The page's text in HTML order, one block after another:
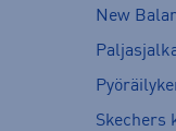
New
Skechers